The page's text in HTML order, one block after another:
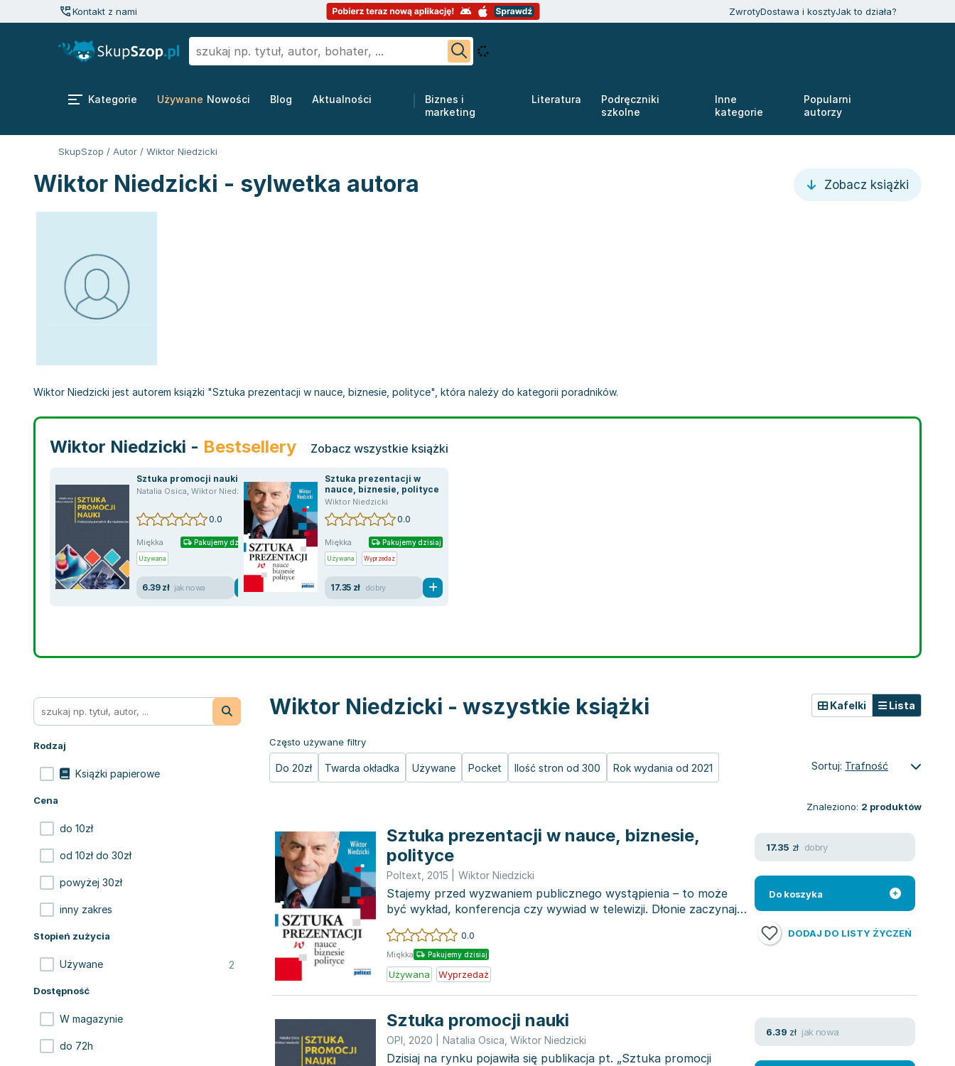
Kontakt z nami ZwrotyDostawa i kosztyJak to działa?
Kategorie Używane Nowości Blog Aktualności
Biznes i
marketing
Literatura
Podręczniki
szkolne
Inne
kategorie
Popularni
autorzy
SkupSzop / Autor / Wiktor Niedzicki
Wiktor Niedzicki - sylwetka autora Zobacz książki
Wiktor Niedzicki jest autorem książki "Sztuka prezentacji w nauce, biznesie, polityce", która należy do kategorii poradników.
Wiktor Niedzicki - Bestsellery Zobacz wszystkie książki
Sztuka promocji nauki
Natalia Osica, Wiktor Niedzicki
0.0
Miękka Pakujemy dzisiaj
Używana
6.39 zł jak nowa
Sztuka prezentacji w
nauce, biznesie, polityce
Wiktor Niedzicki
0.0
Miękka Pakujemy dzisiaj
Używana Wyprzedaż
17.35 zł dobry
Rodzaj
Książki papierowe
Cena
do 10zł
od 10zł do 30zł
powyżej 30zł
inny zakres
Stopień zużycia
Używane 2
Dostępność
W magazynie
do 72h
Wiktor Niedzicki - wszystkie książki
Często używane filtry
Do 20zł Twarda okładka Używane Pocket Ilość stron od 300 Rok wydania od 2021
Kafelki Lista
Sortuj: Trafność
Znaleziono: 2 produktów
Sztuka prezentacji w nauce, biznesie,
polityce
Poltext 2015 Wiktor Niedzicki
Stajemy przed wyzwaniem publicznego wystąpienia – to może
być wykład, konferencja czy wywiad w telewizji. Dłonie zaczynają
się poc...
0.0
Miękka Pakujemy dzisiaj
Używana Wyprzedaż
17.35 zł dobry
Do koszyka
DODAJ DO LISTY ŻYCZEŃ
Sztuka promocji nauki
OPI 2020 Natalia Osica Wiktor Niedzicki
Dzisiaj na rynku pojawiła się publikacja pt. „Sztuka promocji
6.39 zł jak nowa